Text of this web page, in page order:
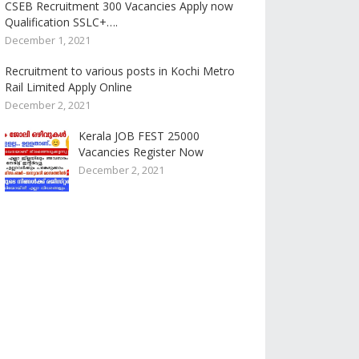
CSEB Recruitment 300 Vacancies Apply now
Qualification SSLC+….
December 1, 2021
Recruitment to various posts in Kochi Metro
Rail Limited Apply Online
December 2, 2021
Kerala JOB FEST 25000
Vacancies Register Now
December 2, 2021